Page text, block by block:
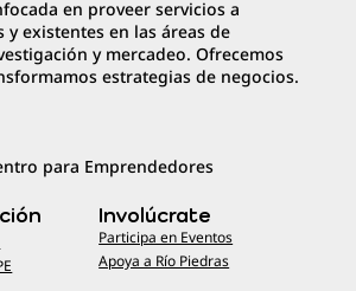
en proveer servicios a
y existentes en las áreas de
y mercadeo. Ofrecemos
estrategias de negocios.
para Emprendedores
Involúcrate
Participa en Eventos
Apoya a Río Piedras